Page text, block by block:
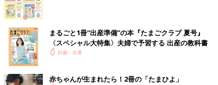
まるごと1冊“出産準備”の本『たまごクラブ 夏号』
〈スペシャル大特集〉夫婦で予習する 出産の教科書
妊娠・出産
赤ちゃんが生まれたら！2冊の「たまひよ」